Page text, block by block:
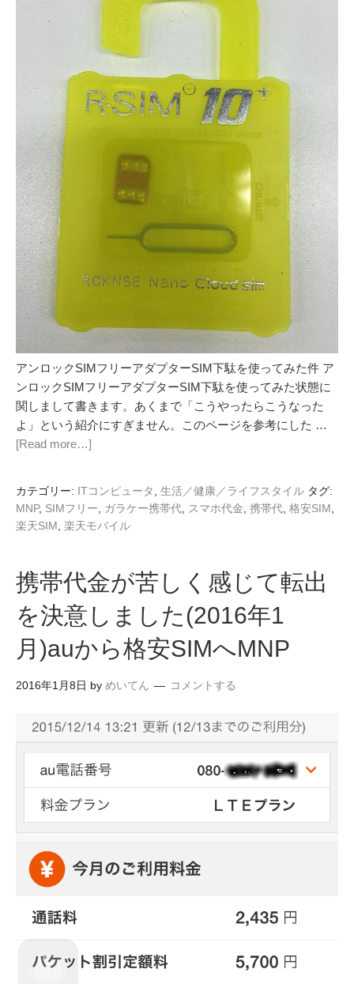
アンロックSIMフリーアダプターSIM下駄を使ってみた件 ア
ンロックSIMフリーアダプターSIM下駄を使ってみた状態に
関しまして書きます。あくまで「こうやったらこうなった
よ」という紹介にすぎません。このページを参考にした …
[Read more…]
カテゴリー: ITコンピュータ 生活／健康／ライフスタイル タグ:
MNP, SIMフリー ガラケー携帯代 スマホ代金 携帯代 格安SIM
楽天SIM 楽天モバイル
携帯代金が苦しく感じて転出
を決意しました(2016年1
月)auから格安SIMへMNP
2016年1月8日 by めいてん コメントする